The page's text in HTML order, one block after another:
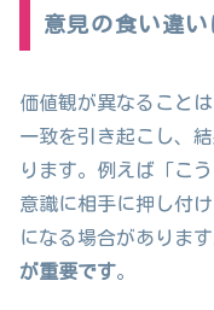
意見の食い違
価値観が異なること
一致を引き起こし、
ります。例えば「こ
意識に相手に押し付
になる場合があります
が重要です。